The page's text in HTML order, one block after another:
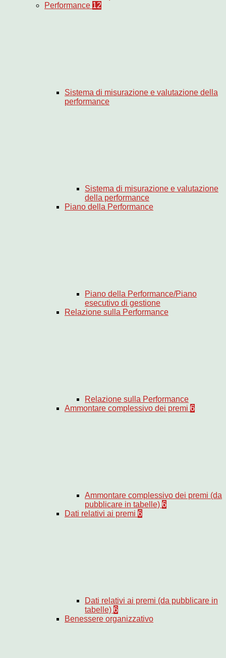
Performance 12
Sistema di misurazione e valutazione della
performance
Sistema di misurazione e valutazione
della performance
Piano della Performance
Piano della Performance/Piano
esecutivo di gestione
Relazione sulla Performance
Relazione sulla Performance
Ammontare complessivo dei premi 6
Ammontare complessivo dei premi (da
pubblicare in tabelle) 6
Dati relativi ai premi 6
Dati relativi ai premi (da pubblicare in
tabelle) 6
Benessere organizzativo